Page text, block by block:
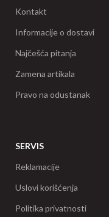
Kontakt
Informacije o dostavi
Najčešća pitanja
Zamena artikala
Pravo na odustanak
SERVIS
Reklamacije
Uslovi korišćenja
Politika privatnosti